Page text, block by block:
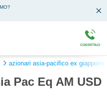
CONTATTACI
azionari asia-pacifico ex giappone
Pac Eq AM USD